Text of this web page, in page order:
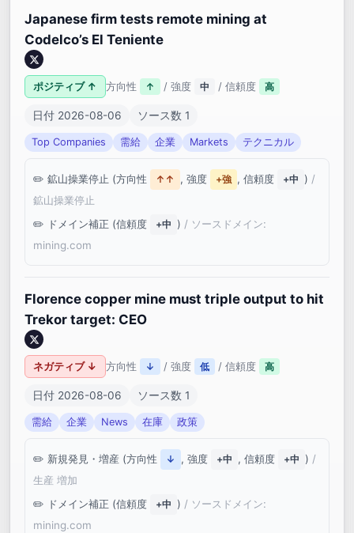
Japanese firm tests remote mining at
Codelco’s El Teniente
ポジティブ ↑ 方向性 ↑ / 強度 中 / 信頼度 高
日付 2026-08-06 ソース数 1
Top Companies 需給 企業 Markets テクニカル
鉱山操業停止 (方向性 ↑↑ , 強度 +強 , 信頼度 +中 ) /
鉱山操業停止
ドメイン補正 (信頼度
+中 ) / ソースドメイン:
mining.com
Florence copper mine must triple output to hit
Trekor target: CEO
ネガティブ ↓ 方向性 ↓ / 強度 低 / 信頼度 高
日付 2026-08-06 ソース数 1
需給 企業 News 在庫 政策
新規発見・増産 (方向性 ↓ , 強度 +中 , 信頼度 +中 ) /
生産 増加
ドメイン補正 (信頼度
+中 ) / ソースドメイン:
mining.com